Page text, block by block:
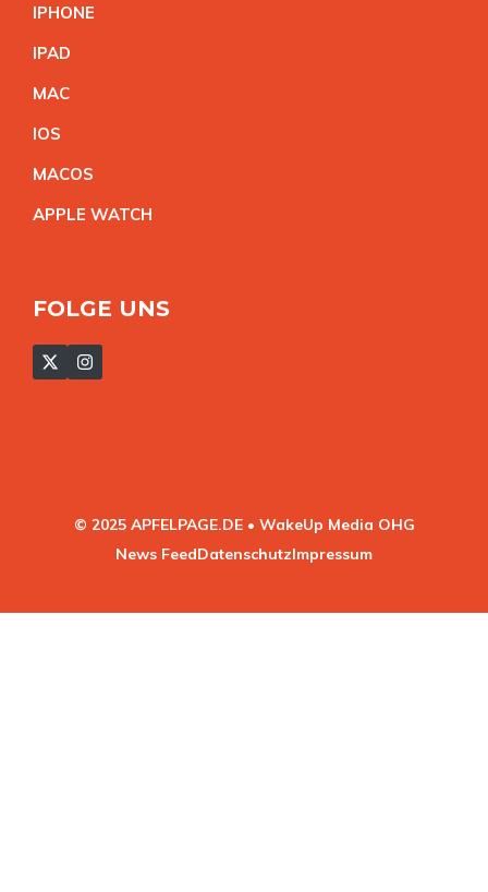
IPHONE
IPAD
MAC
IOS
MACOS
APPLE WATCH
FOLGE UNS
© 2025 APFELPAGE.DE • WakeUp Media OHG
News FeedDatenschutzImpressum